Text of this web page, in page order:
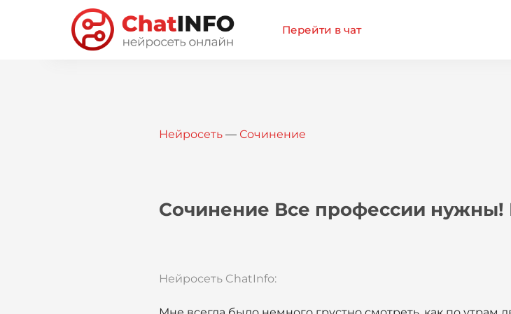
Перейти в чат
Нейросеть — Сочинение
Сочинение Все профессии
Нейросеть ChatInfo: